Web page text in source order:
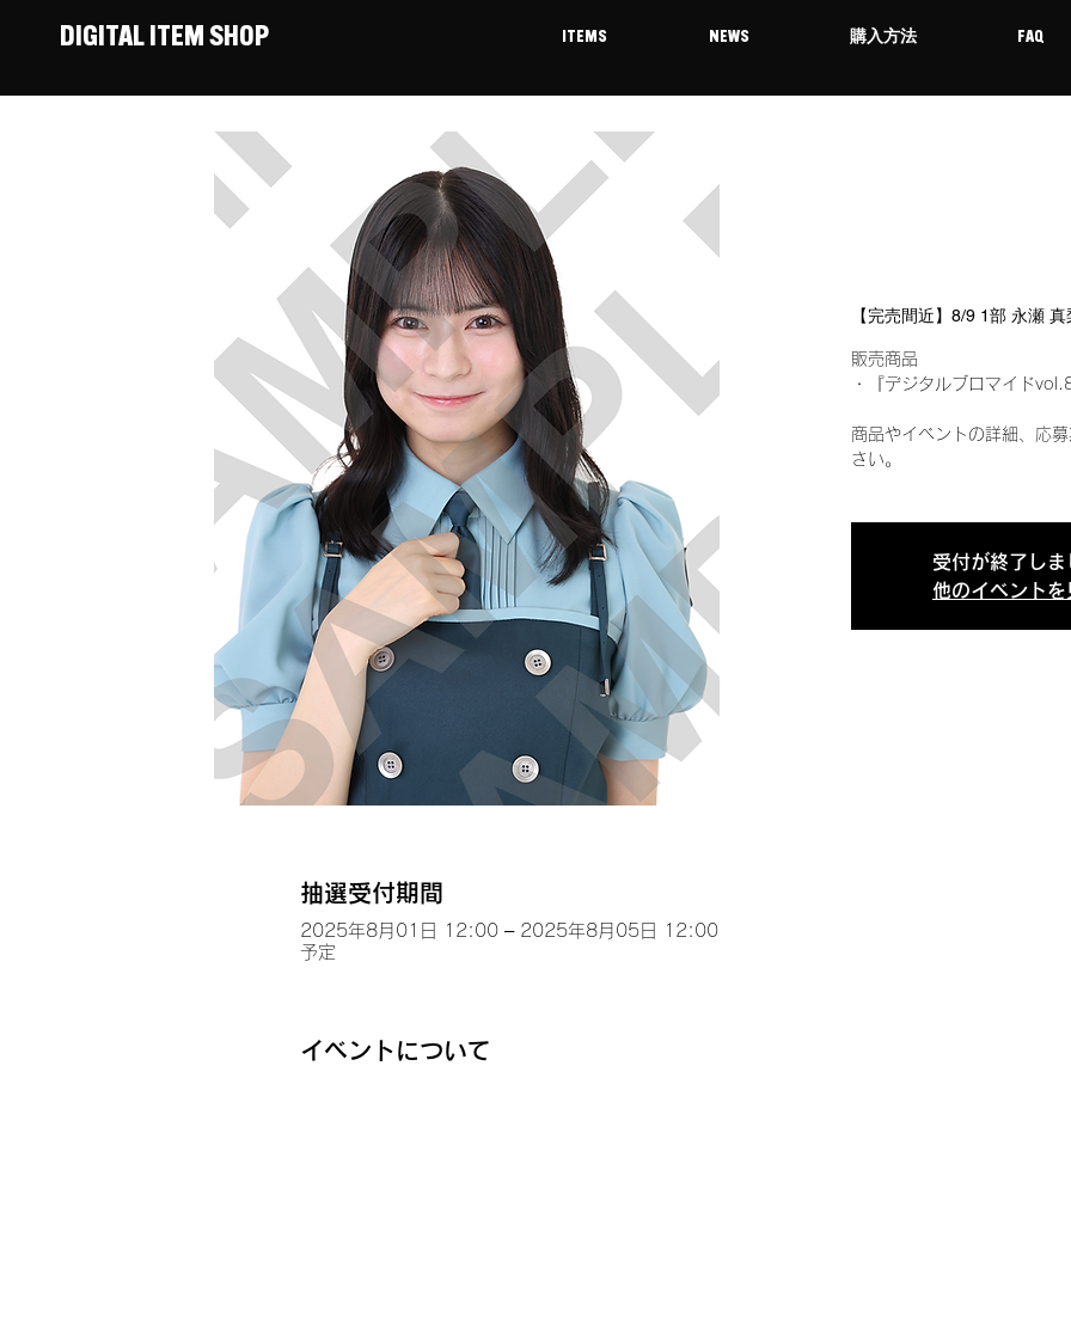
DIGITAL ITEM SHOP ITEMS NEWS 購入方法 FAQ
【完売間近】8/9 1部 永瀬
販売商品
・『デジタルブロマイド
商品やイベントの詳細、応
さい。
受付が終了しま
他のイベントを
抽選受付期間
2025年8月01日 12:00 – 2025年8月05日 12:00
予定
イベントについて